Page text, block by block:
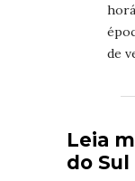
de
Leia
do Sul